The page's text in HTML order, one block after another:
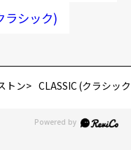
ラシック)
トン CLASSIC (クラシッ